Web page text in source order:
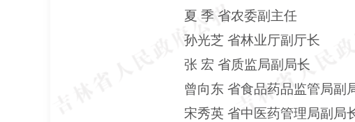
夏 季 省农委副主任
孙光芝 省林业厅副厅长
张 宏 省质监局副局长
曾向东 省食品药品监管局副
宋秀英 省中医药管理局副局